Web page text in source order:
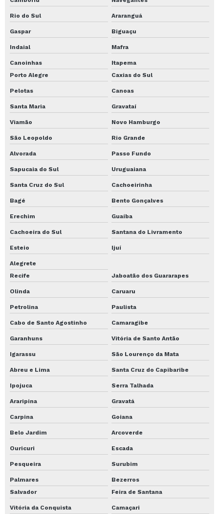
Transporte de plataforma uberlândia mg
Transporte de plataforma valor
Transporte de terraplanagem
Transporte eólico
Transporte hélice eólica
Transporte para Guindaste preço
Transporte pesado para empresas
Valor metro sondagem spt
Valor sondagem spt
Empresa de transporte de máquinas pesadas
Empresas de transporte de máquinas agrícolas
Transporte de trator
Transporte de máquinas pesadas em mg
Empresa de perfuração de solo em minas gerais
Serviço de perfuração de solo em uberlândia
Rio do Sul Araranguá
Gaspar Biguaçu
Indaial Mafra
Canoinhas
Itapema
Porto Alegre
Caxias do Sul
Pelotas Canoas
Santa Maria Gravataí
Viamão Novo Hamburgo
São Leopoldo Rio Grande
Alvorada Passo Fundo
Sapucaia do Sul Uruguaiana
Santa Cruz do Sul Cachoeirinha
Bagé Bento Gonçalves
Erechim Guaíba
Cachoeira do Sul Santana do Livramento
Esteio Ijuí
Alegrete
Recife
Jaboatão dos Guararapes
Olinda Caruaru
Petrolina Paulista
Cabo de Santo Agostinho Camaragibe
Garanhuns Vitória de Santo Antão
Igarassu São Lourenço da Mata
Abreu e Lima Santa Cruz do Capibaribe
Ipojuca Serra Talhada
Araripina Gravatá
Carpina Goiana
Belo Jardim Arcoverde
Ouricuri Escada
Pesqueira Surubim
Palmares
Bezerros
Salvador
Feira de Santana
Vitória da Conquista Camaçari